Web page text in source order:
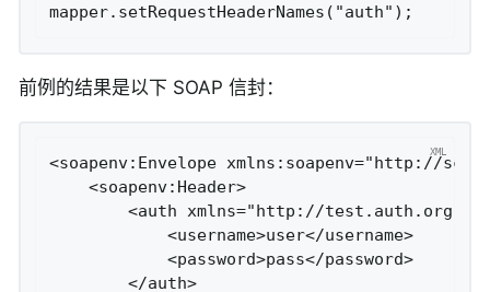
前例的结果是以下 SOAP 信封：
<soapenv:Envelope xmlns:soapenv="http://
    <soapenv:Header>
        <auth xmlns="http://test.auth.org">
            <username>user</username>
            <password>pass</password>
        </auth>